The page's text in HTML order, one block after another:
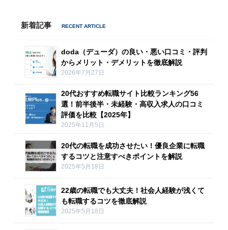
新着記事
doda（デューダ）の良い・悪い口コミ・評判
からメリット・デメリットを徹底解説
2026年7月27日
20代おすすめ転職サイト比較ランキング56
選！前半後半・未経験・高収入求人の口コミ
評価を比較【2025年】
2025年11月5日
20代の転職を成功させたい！優良企業に転職
するコツと注意すべきポイントを解説
2025年5月18日
22歳の転職でも大丈夫！社会人経験が浅くて
も転職するコツを徹底解説
2025年5月18日